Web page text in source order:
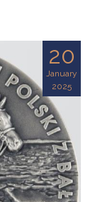
20
January
2025